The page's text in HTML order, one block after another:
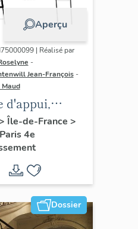
Aperçu
| Réalisé par
-
Jean-François -
d'appui,
de la maison
cochère (non
Île-de-France >
Paris 4e
Dossier